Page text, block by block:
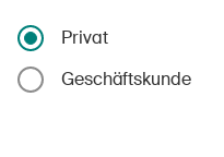
Privat
Geschäftskunde